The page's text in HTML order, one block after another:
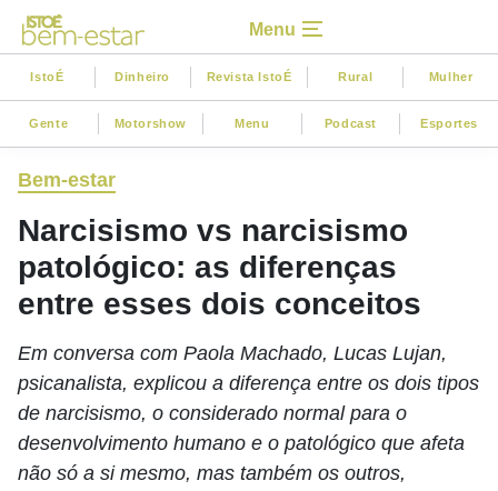
Menu
IstoÉ Dinheiro Revista IstoÉ Rural Mulher
Gente Motorshow Menu Podcast Esportes
Bem-estar
Narcisismo vs narcisismo
patológico: as diferenças
entre esses dois conceitos
Em conversa com Paola Machado, Lucas Lujan,
psicanalista, explicou a diferença entre os dois tipos
de narcisismo, o considerado normal para o
desenvolvimento humano e o patológico que afeta
não só a si mesmo, mas também os outros,